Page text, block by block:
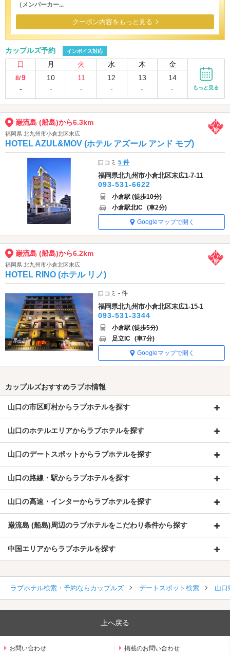
（メンバーカー...
クーポン内容をもっと見る
カップルズ予約 インボイス対応
日 月 火 水 木 金
8/9
-
10
-
11
-
12
-
13
-
14
-
もっと見る
巌流島 (船島)から6.3km
福岡県 北九州市小倉北区末広
HOTEL AZUL&MOV (ホテル アズール アンド モブ)
口コミ5 件
福岡県北九州市小倉北区末広1-7-11
093-531-6622
小倉駅 (徒歩10分)
小倉駅北IC (車2分)
Googleマップで開く
巌流島 (船島)から6.2km
福岡県 北九州市小倉北区末広
HOTEL RINO (ホテル リノ)
口コミ - 件
福岡県北九州市小倉北区末広1-15-1
093-531-3344
小倉駅 (徒歩5分)
足立IC (車7分)
Googleマップで開く
カップルズおすすめラブホ情報
山口の市区町村からラブホテルを探す
山口のホテルエリアからラブホテルを探す
山口のデートスポットからラブホテルを探す
山口の路線・駅からラブホテルを探す
山口の高速・インターからラブホテルを探す
巌流島 (船島)周辺のラブホテルをこだわり条件から探す
中国エリアからラブホテルを探す
ラブホテル検索・予約ならカップルズ デートスポット検索 山口
上へ戻る
お問い合わせ 掲載のお問い合わせ